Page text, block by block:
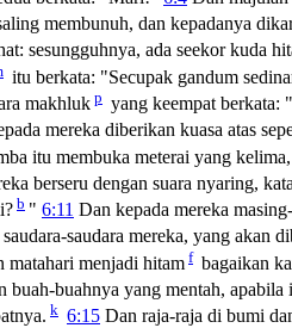
membunuh, dan kepadanya
sesungguhnya, ada seekor kuda
itu berkata: "Secupak gandum
makhluk p yang keempat berkata:
mereka diberikan kuasa atas
itu membuka meterai yang
berseru dengan suara nyaring,
b " 6:11 Dan kepada mereka
saudara mereka, yang akan
matahari menjadi hitam f bagaikan
buah-buahnya yang mentah, apabila
k 6:15 Dan raja-raja di bumi